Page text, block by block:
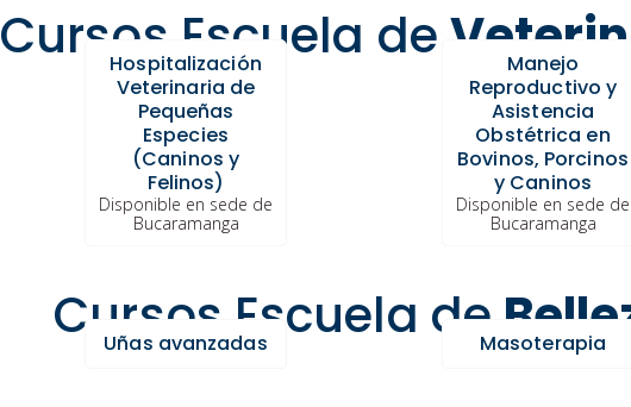
Cursos Escuela de
Hospitalización
Veterinaria de
Pequeñas
Especies
(Caninos y
Felinos)
Disponible en sede de
Bucaramanga
Manejo
Reproductivo y
Asistencia
Obstétrica en
Bovinos, Porcinos
y Caninos
Disponible en sede de
Bucaramanga
Cursos Escuela de
Uñas avanzadas Masoterapia